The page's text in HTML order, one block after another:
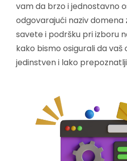
vam da brzo i jednostavno
odgovarajući naziv domena
savete i podršku pri izboru
kako bismo osigurali da
jedinstven i lako